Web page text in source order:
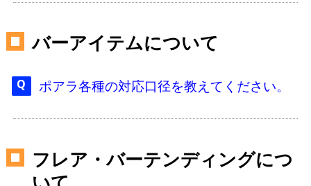
バーアイテムについて
ポアラ各種の対応口径を教えてください。
フレア・バーテンディングにつ